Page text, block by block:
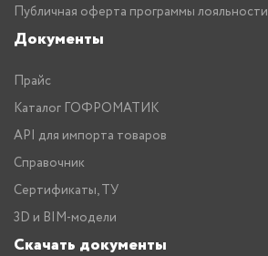
Публичная оферта программы лояльности
Документы
Прайс
Каталог ГОФРОМАТИК
API для импорта товаров
Справочник
Сертификаты, ТУ
3D и BIM-модели
Скачать документы